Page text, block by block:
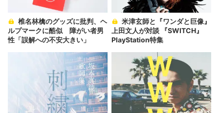
ルプマークに酷似 障がい者男
性「誤解への不安大きい」
上田文人が対談 『SWITCH』
PlayStation特集